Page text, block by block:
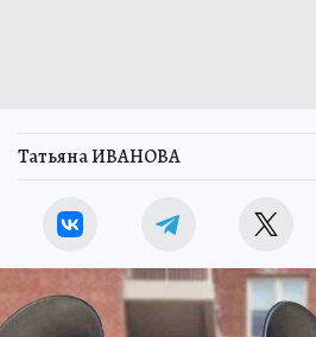
Татьяна ИВАНОВА